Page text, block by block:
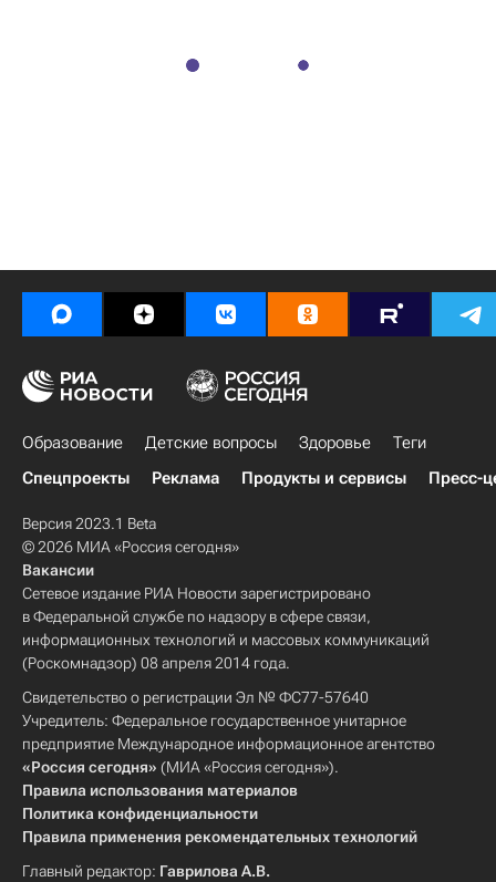
Образование Детские вопросы Здоровье
Теги
Спецпроекты
Реклама Продукты и сервисы Пресс-
Версия 2023.1 Beta
© 2026 МИА «Россия сегодня»
Вакансии
Сетевое издание РИА Новости зарегистрировано
в Федеральной службе по надзору в сфере связи,
информационных технологий и массовых коммуникаций
(Роскомнадзор) 08 апреля 2014 года.
Свидетельство о регистрации Эл № ФС77-57640
Учредитель: Федеральное государственное унитарное
предприятие Международное информационное агентство
«Россия сегодня» (МИА «Россия сегодня»).
Правила использования материалов
Политика конфиденциальности
Правила применения рекомендательных технологий
Главный редактор: Гаврилова А.В.